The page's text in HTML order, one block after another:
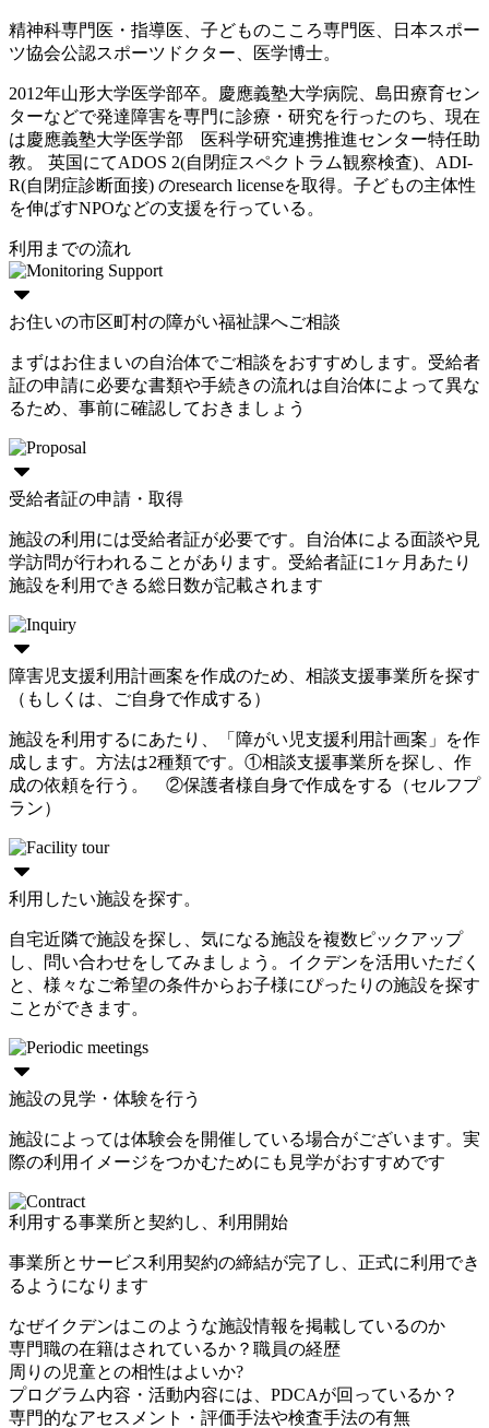
精神科専門医・指導医、子どものこころ専門医、日本スポー
ツ協会公認スポーツドクター、医学博士。
2012年山形大学医学部卒。慶應義塾大学病院、島田療育セン
ターなどで発達障害を専門に診療・研究を行ったのち、現在
は慶應義塾大学医学部 医科学研究連携推進センター特任助
教。 英国にてADOS 2(自閉症スペクトラム観察検査)、ADI-
R(自閉症診断面接) のresearch licenseを取得。子どもの主体性
を伸ばすNPOなどの支援を行っている。
利用までの流れ
お住いの市区町村の障がい福祉課へご相談
まずはお住まいの自治体でご相談をおすすめします。受給者
証の申請に必要な書類や手続きの流れは自治体によって異な
るため、事前に確認しておきましょう
受給者証の申請・取得
施設の利用には受給者証が必要です。自治体による面談や見
学訪問が行われることがあります。受給者証に1ヶ月あたり
施設を利用できる総日数が記載されます
障害児支援利用計画案を作成のため、相談支援事業所を探す
（もしくは、ご自身で作成する）
施設を利用するにあたり、「障がい児支援利用計画案」を作
成します。方法は2種類です。①相談支援事業所を探し、作
成の依頼を行う。 ②保護者様自身で作成をする（セルフプ
ラン）
利用したい施設を探す。
自宅近隣で施設を探し、気になる施設を複数ピックアップ
し、問い合わせをしてみましょう。イクデンを活用いただく
と、様々なご希望の条件からお子様にぴったりの施設を探す
ことができます。
施設の見学・体験を行う
施設によっては体験会を開催している場合がございます。実
際の利用イメージをつかむためにも見学がおすすめです
利用する事業所と契約し、利用開始
事業所とサービス利用契約の締結が完了し、正式に利用でき
るようになります
なぜイクデンはこのような施設情報を掲載しているのか
専門職の在籍はされているか？職員の経歴
周りの児童との相性はよいか?
プログラム内容・活動内容には、PDCAが回っているか？
専門的なアセスメント・評価手法や検査手法の有無